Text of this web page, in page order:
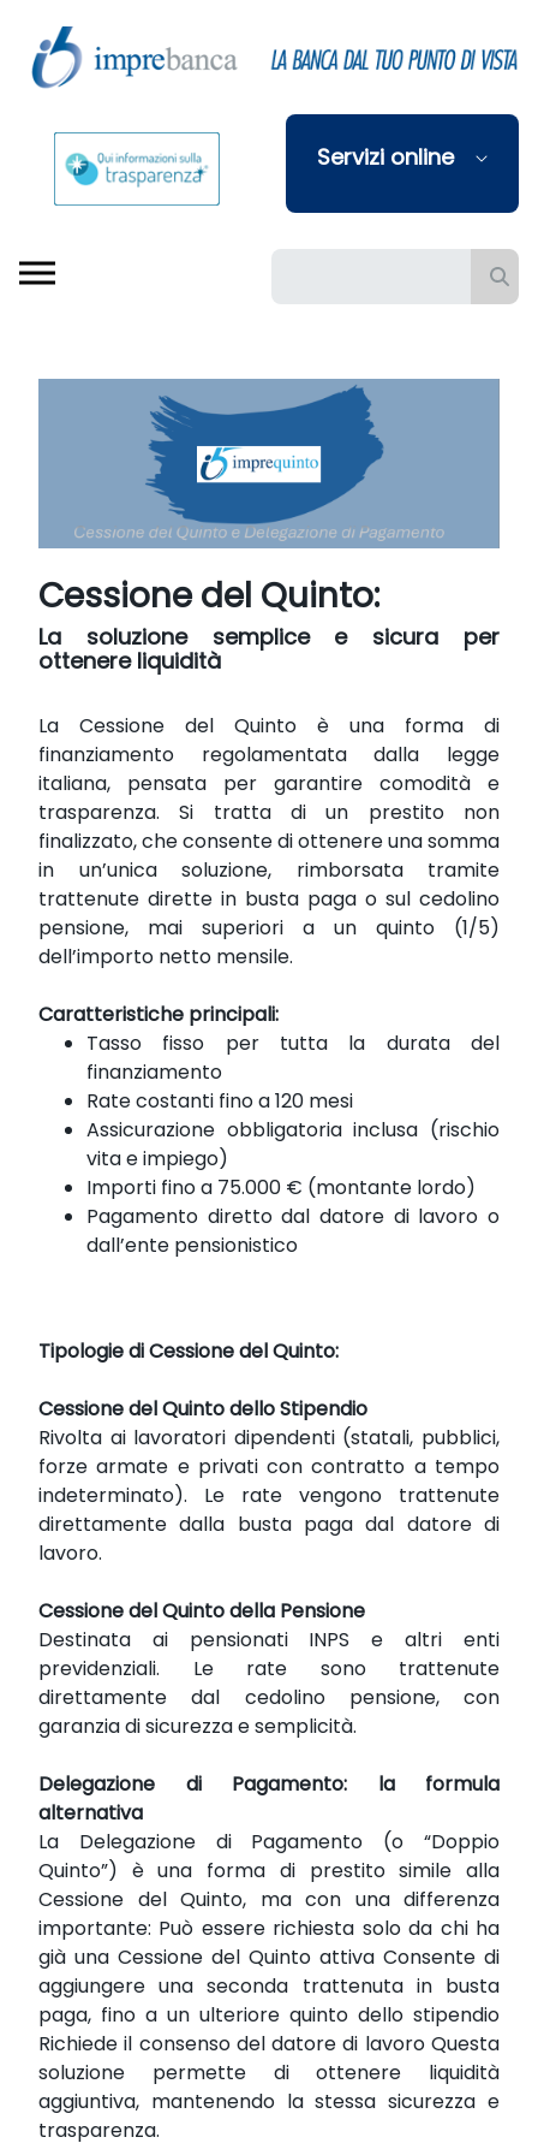
Skip to Main Content
Servizi online
Barra di ricerca
Cessione del Quinto:
La soluzione semplice e sicura per
ottenere liquidità
La Cessione del Quinto è una forma di
finanziamento regolamentata dalla legge
italiana, pensata per garantire comodità e
trasparenza. Si tratta di un prestito non
finalizzato, che consente di ottenere una somma
in un’unica soluzione, rimborsata tramite
trattenute dirette in busta paga o sul cedolino
pensione, mai superiori a un quinto (1/5)
dell’importo netto mensile.
Caratteristiche principali:
Tasso fisso per tutta la durata del
finanziamento
Rate costanti fino a 120 mesi
Assicurazione obbligatoria inclusa (rischio
vita e impiego)
Importi fino a 75.000 € (montante lordo)
Pagamento diretto dal datore di lavoro o
dall’ente pensionistico
Tipologie di Cessione del Quinto:
Cessione del Quinto dello Stipendio
Rivolta ai lavoratori dipendenti (statali, pubblici,
forze armate e privati con contratto a tempo
indeterminato). Le rate vengono trattenute
direttamente dalla busta paga dal datore di
lavoro.
Cessione del Quinto della Pensione
Destinata ai pensionati INPS e altri enti
previdenziali. Le rate sono trattenute
direttamente dal cedolino pensione, con
garanzia di sicurezza e semplicità.
Delegazione di Pagamento: la formula
alternativa
La Delegazione di Pagamento (o “Doppio
Quinto”) è una forma di prestito simile alla
Cessione del Quinto, ma con una differenza
importante: Può essere richiesta solo da chi ha
già una Cessione del Quinto attiva Consente di
aggiungere una seconda trattenuta in busta
paga, fino a un ulteriore quinto dello stipendio
Richiede il consenso del datore di lavoro Questa
soluzione permette di ottenere liquidità
aggiuntiva, mantenendo la stessa sicurezza e
trasparenza.